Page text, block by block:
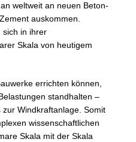
weltweit an neuen Beton-
auskommen.
sich in ihrer
Skala von heutigem
errichten können,
standhalten –
Windkraftanlage. Somit
wissenschaftlichen
Skala mit der Skala